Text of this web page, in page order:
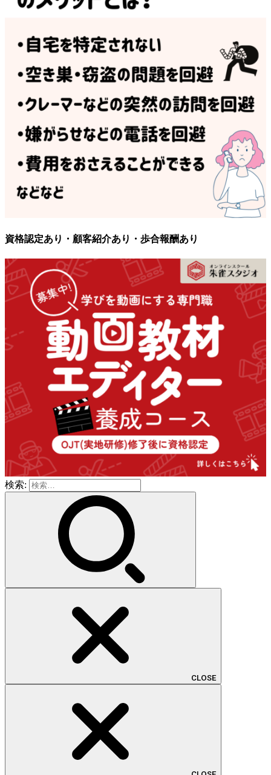
資格認定あり・顧客紹介あり・歩合報酬あり
検索:
CLOSE